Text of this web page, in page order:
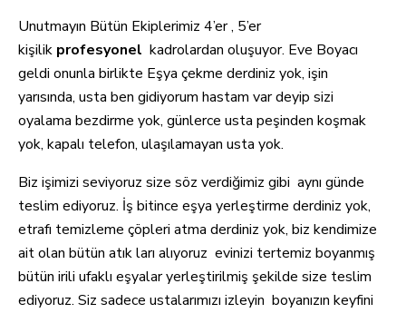
Unutmayın Bütün Ekiplerimiz 4’er , 5’er
kişilik profesyonel kadrolardan oluşuyor. Eve Boyacı
geldi onunla birlikte Eşya çekme derdiniz yok, işin
yarısında, usta ben gidiyorum hastam var deyip sizi
oyalama bezdirme yok, günlerce usta peşinden koşmak
yok, kapalı telefon, ulaşılamayan usta yok.
Biz işimizi seviyoruz size söz verdiğimiz gibi aynı günde
teslim ediyoruz. İş bitince eşya yerleştirme derdiniz yok,
etrafı temizleme çöpleri atma derdiniz yok, biz kendimize
ait olan bütün atık ları alıyoruz evinizi tertemiz boyanmış
bütün irili ufaklı eşyalar yerleştirilmiş şekilde size teslim
ediyoruz. Siz sadece ustalarımızı izleyin boyanızın keyfini